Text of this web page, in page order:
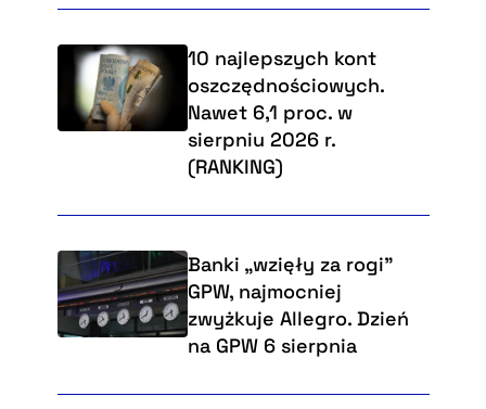
10 najlepszych kont
oszczędnościowych.
Nawet 6,1 proc. w
sierpniu 2026 r.
(RANKING)
Banki „wzięły za rogi"
GPW, najmocniej
zwyżkuje Allegro. Dzień
na GPW 6 sierpnia